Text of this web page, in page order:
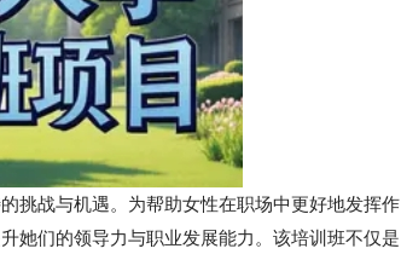
挑战与机遇。为帮助女性在职场中更好地发挥作
她们的领导力与职业发展能力。该培训班不仅是